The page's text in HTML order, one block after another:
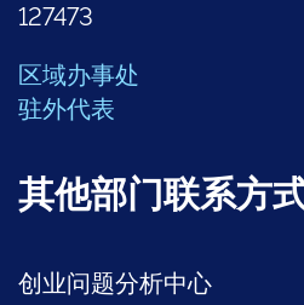
127473
区域办事处
驻外代表
其他部门联系方
创业问题分析中心